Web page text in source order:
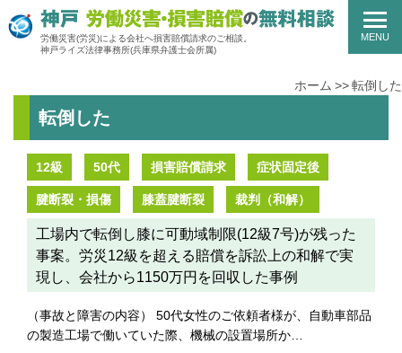
労働災害(労災)による会社へ損害賠償請求のご相談。
神戸ライズ法律事務所(兵庫県弁護士会所属)
MENU
ホーム 転倒した
転倒した
12級 50代 損害賠償請求 症状固定後
腱断裂・損傷 膝蓋腱断裂 裁判（和解）
工場内で転倒し膝に可動域制限(12級7号)が残った
事案。労災12級を超える賠償を訴訟上の和解で実
現し、会社から1150万円を回収した事例
（事故と障害の内容） 50代女性のご依頼者様が、自動車部品
の製造工場で働いていた際、機械の設置場所か…